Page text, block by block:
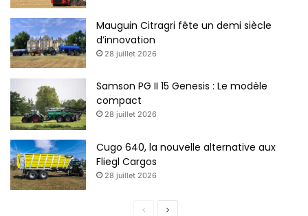
Mauguin Citragri fête un demi siècle
d’innovation
28 juillet 2026
Samson PG II 15 Genesis : Le modèle
compact
28 juillet 2026
Cugo 640, la nouvelle alternative aux
Fliegl Cargos
28 juillet 2026
Page
Page